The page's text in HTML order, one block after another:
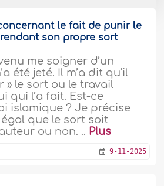
le fait de punir le
son propre sort
me soigner d’un
été jeté. Il m’a dit qu’il
» le sort ou le travail
qui l’a fait. Est-ce
islamique ? Je précise
égal que le sort soit
ou non. .. Plus
9-11-2025